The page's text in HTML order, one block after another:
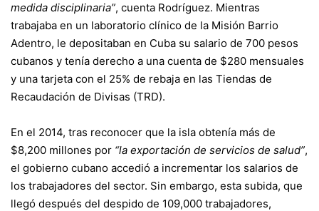
medida disciplinaria”, cuenta Rodríguez. Mientras
trabajaba en un laboratorio clínico de la Misión Barrio
Adentro, le depositaban en Cuba su salario de 700 pesos
cubanos y tenía derecho a una cuenta de $280 mensuales
y una tarjeta con el 25% de rebaja en las Tiendas de
Recaudación de Divisas (TRD).
En el 2014, tras reconocer que la isla obtenía más de
$8,200 millones por “la exportación de servicios de salud”,
el gobierno cubano accedió a incrementar los salarios de
los trabajadores del sector. Sin embargo, esta subida, que
llegó después del despido de 109,000 trabajadores,